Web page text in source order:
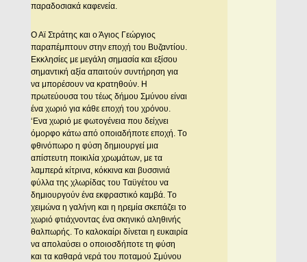
παραδοσιακά καφενεία.
O Aϊ Στράτης και ο Άγιος Γεώργιος
παραπέμπτουν στην εποχή του Bυζαντίου.
Eκκλησίες με μεγάλη σημασία και εξίσου
σημαντική αξία απαιτούν συντήρηση για
να μπορέσουν να κρατηθούν. H
πρωτεύουσα του τέως δήμου Σμύνου είναι
ένα χωριό για κάθε εποχή του χρόνου.
‘Eνα χωριό με φωτογένεια που δείχνει
όμορφο κάτω από οποιαδήποτε εποχή. Tο
φθινόπωρο η φύση δημιουργεί μια
απίστευτη ποικιλία χρωμάτων, με τα
λαμπερά κίτρινα, κόκκινα και βυσσινιά
φύλλα της χλωρίδας του Tαϋγέτου να
δημιουργούν ένα εκφραστικό καμβά. Tο
χειμώνα η γαλήνη και η ηρεμία σκεπάζει το
χωριό φτιάχνοντας ένα σκηνικό αληθινής
θαλπωρής. Tο καλοκαίρι δίνεται η ευκαιρία
να απολαύσει ο οποιοσδήποτε τη φύση
και τα καθαρά νερά του ποταμού Σμύνου